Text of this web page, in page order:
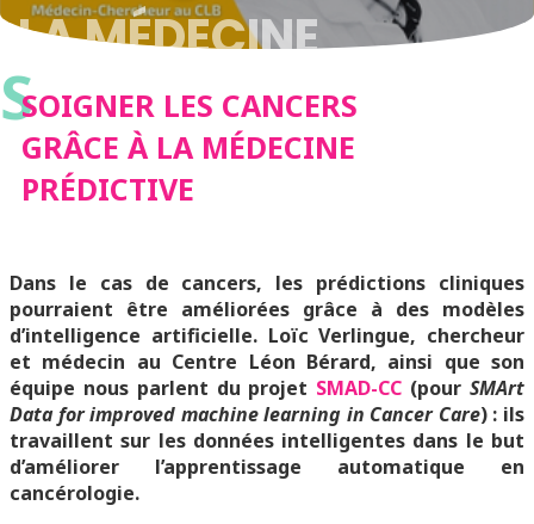
LA MÉDECINE
PRÉDICTIVE
SSOIGNER LES CANCERS
GRÂCE À LA MÉDECINE
PRÉDICTIVE
Dans le cas de cancers, les prédictions cliniques
pourraient être améliorées grâce à des modèles
d’intelligence artificielle. Loïc Verlingue, chercheur
et médecin au Centre Léon Bérard, ainsi que son
équipe nous parlent du projet SMAD-CC (pourSMArt
Data for improved machine learning in Cancer Care) : ils
travaillent sur les données intelligentes dans le but
d’améliorer l’apprentissage automatique en
cancérologie.